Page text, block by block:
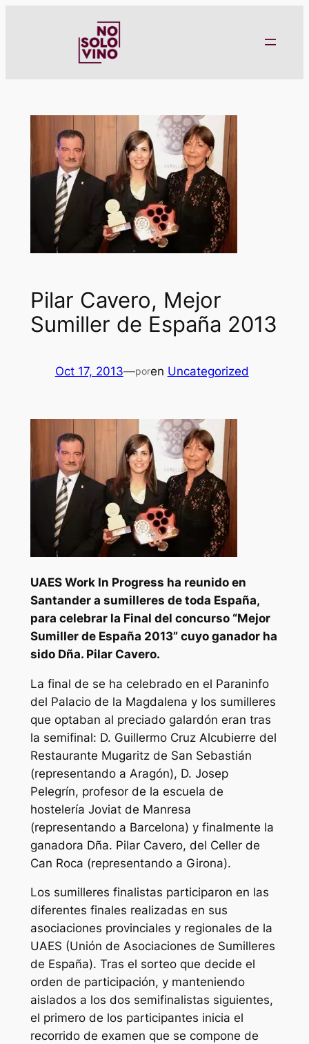
Pilar Cavero, Mejor
Sumiller de España 2013
Oct 17, 2013—poren Uncategorized
UAES Work In Progress ha reunido en
Santander a sumilleres de toda España,
para celebrar la Final del concurso “Mejor
Sumiller de España 2013” cuyo ganador ha
sido Dña. Pilar Cavero.
La final de se ha celebrado en el Paraninfo
del Palacio de la Magdalena y los sumilleres
que optaban al preciado galardón eran tras
la semifinal: D. Guillermo Cruz Alcubierre del
Restaurante Mugaritz de San Sebastián
(representando a Aragón), D. Josep
Pelegrín, profesor de la escuela de
hostelería Joviat de Manresa
(representando a Barcelona) y finalmente la
ganadora Dña. Pilar Cavero, del Celler de
Can Roca (representando a Girona).
Los sumilleres finalistas participaron en las
diferentes finales realizadas en sus
asociaciones provinciales y regionales de la
UAES (Unión de Asociaciones de Sumilleres
de España). Tras el sorteo que decide el
orden de participación, y manteniendo
aislados a los dos semifinalistas siguientes,
el primero de los participantes inicia el
recorrido de examen que se compone de